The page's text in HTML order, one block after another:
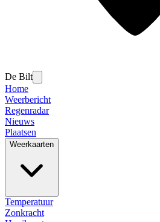
De Bilt
Home
Weerbericht
Regenradar
Nieuws
Plaatsen
Weerkaarten
Temperatuur
Zonkracht